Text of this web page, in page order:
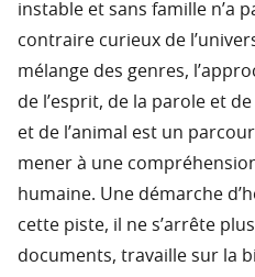
instable et sans famille n’a
contraire curieux de
mélange des genres,
de l’esprit, de la parole et
et de l’animal est un
mener à une
humaine. Une démarche
cette piste, il ne s’arrête
documents, travaille sur la